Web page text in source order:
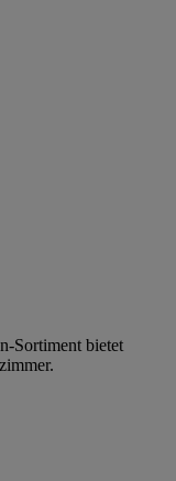
Sortiment bietet